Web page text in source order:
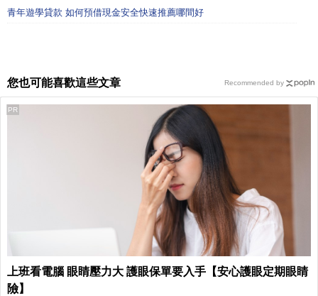
青年遊學貸款 如何預借現金安全快速推薦哪間好
您也可能喜歡這些文章
上班看電腦 眼睛壓力大 護眼保單要入手【安心護眼定期眼睛
險】
PR
Recommended by